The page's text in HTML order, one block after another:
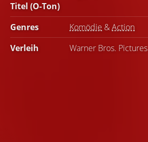
Titel (O-Ton)
Genres Komödie &Action
Verleih
Warner Bros. Pictures